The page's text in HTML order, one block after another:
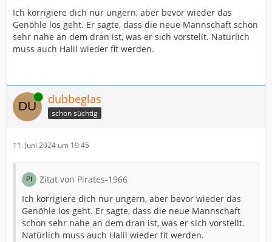
Ich korrigiere dich nur ungern, aber bevor wieder das
Genöhle los geht. Er sagte, dass die neue Mannschaft schon
sehr nahe an dem dran ist, was er sich vorstellt. Natürlich
muss auch Halil wieder fit werden.
Online dubbeglas
schon süchtig
11. Juni 2024 um 19:45
Zitat von Pirates-1966
Ich korrigiere dich nur ungern, aber bevor wieder das
Genöhle los geht. Er sagte, dass die neue Mannschaft
schon sehr nahe an dem dran ist, was er sich vorstellt.
Natürlich muss auch Halil wieder fit werden.